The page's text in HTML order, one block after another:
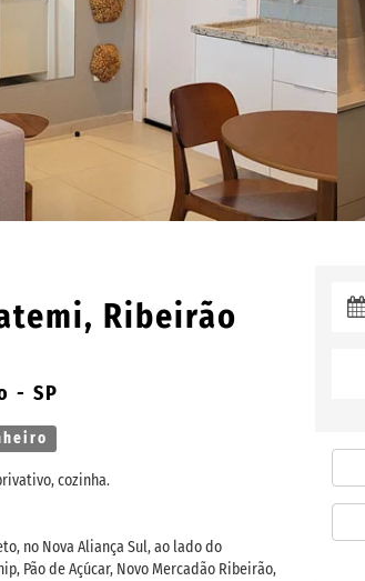
Ribeirão
- SP
cozinha.
no Nova Aliança Sul, ao lado do
Pão de Açúcar, Novo Mercadão Ribeirão,